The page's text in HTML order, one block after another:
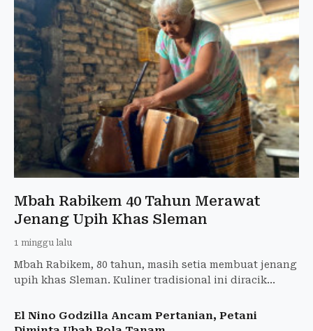
Mbah Rabikem 40 Tahun Merawat
Jenang Upih Khas Sleman
1 minggu lalu
Mbah Rabikem, 80 tahun, masih setia membuat jenang
upih khas Sleman. Kuliner tradisional ini diracik
El Nino Godzilla Ancam Pertanian, Petani